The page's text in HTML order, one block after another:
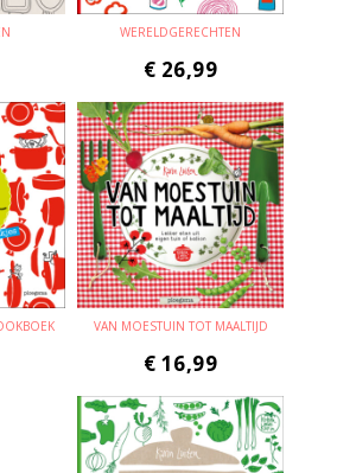
WERELDGERECHTEN
€ 26,99
VAN MOESTUIN TOT MAALTIJD
€ 16,99